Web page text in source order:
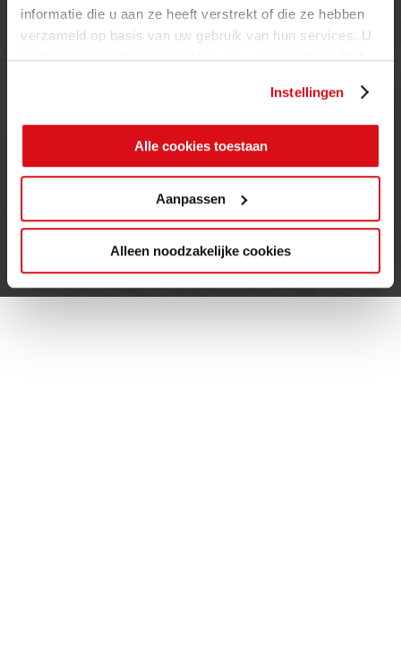
informatie die u aan ze heeft verstrekt of die ze hebben
verzameld op basis van uw gebruik van hun services. U
gaat akkoord met onze cookies als u onze website blijft
Instellingen
Alle cookies toestaan
Aanpassen
Alleen noodzakelijke cookies
08.00 TOT 17.00 UUR
ZATERDAG (enkel showroom)
09.00 TOT 12.00 UUR
INFORMATIE
Privacy verklaring
Cookie beleid
Contact